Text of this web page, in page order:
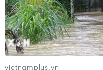
vietnamplus.vn